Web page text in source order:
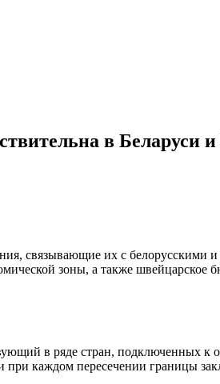
в Беларуси
связывающие их с
зоны, а также швейцарское
в ряде стран, подключенных
при каждом пересечении границы